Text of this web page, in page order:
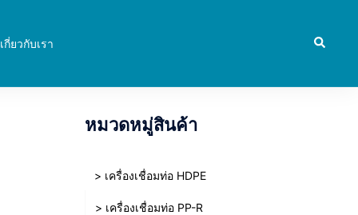
เกี่ยวกับเรา Search
หมวดหมู่สินค้า
> เครื่องเชื่อมท่อ HDPE
> เครื่องเชื่อมท่อ PP-R